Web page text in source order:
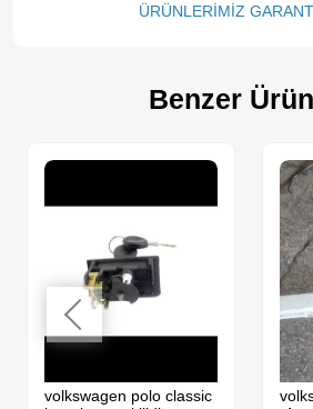
ÜRÜNLERİMİZ
Benzer
volkswagen polo classic